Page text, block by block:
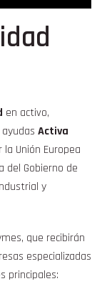
en activo,
Activa
Unión Europea
del Gobierno de
y
que recibirán
especializadas
principales: